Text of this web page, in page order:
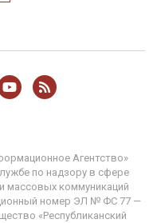
Агентство»
по надзору в сфере
массовых коммуникаций
номер ЭЛ № ФС 77 —
«Республиканский